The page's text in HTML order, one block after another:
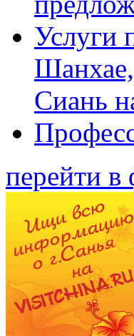
Услуги
Сиань
перейти в